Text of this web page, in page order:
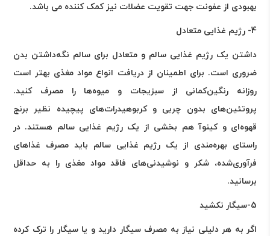
بهبودی از عفونت جهت تقویت عضلات نیز کمک کننده می باشد.
4- رژیم غذایی متعادل
داشتن یک رژیم غذایی سالم و متعادل برای سالم نگه‌داشتن بدن
ضروری است. برای اطمینان از دریافت انواع مواد مغذی بهتر است
روزانه رنگین‌کمانی از سبزیجات و میوه‌ها را مصرف کنید.
پروتئین‌های بدون چربی و کربوهیدرات‌های پیچیده نظیر برنج
قهوه‌ای و کینوآ هم بخشی از یک رژیم غذایی سالم هستند. در
راستای بهره‌مندی از یک رژیم غذایی سالم باید مصرف غذاهای
فرآوری‌شده، شکر و نوشیدنی‌های فاقد مواد مغذی را به حداقل
برسانید.
5-سیگار نکشید
اگر به هر دلیلی نیاز به مصرف سیگار دارید و یا سیگار را ترک کرده